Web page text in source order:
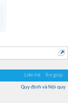
Liên hệ Trợ giúp
Quy định và Nội quy